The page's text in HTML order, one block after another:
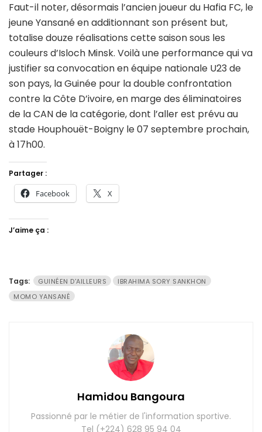
Faut-il noter, désormais l’ancien joueur du Hafia FC, le
jeune Yansané en additionnant son présent but,
totalise douze réalisations cette saison sous les
couleurs d’Isloch Minsk. Voilà une performance qui va
justifier sa convocation en équipe nationale U23 de
son pays, la Guinée pour la double confrontation
contre la Côte D’ivoire, en marge des éliminatoires
de la CAN de la catégorie, dont l’aller est prévu au
stade Houphouët-Boigny le 07 septembre prochain,
à 17h00.
Partager :
Facebook X
J’aime ça :
Tags: GUINÉEN D'AILLEURS
IBRAHIMA SORY SANKHON
MOMO YANSANÉ
Hamidou Bangoura
Passionné par le métier de l'information sportive.
Tel (+224) 628 95 94 04